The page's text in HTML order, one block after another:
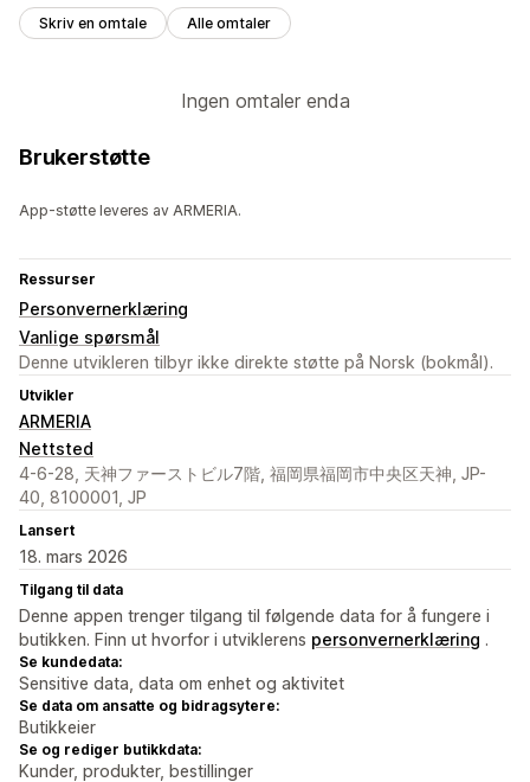
Skriv en omtale Alle omtaler
Ingen omtaler enda
Brukerstøtte
App-støtte leveres av ARMERIA.
Ressurser
Personvernerklæring
Vanlige spørsmål
Denne utvikleren tilbyr ikke direkte støtte på Norsk (bokmål).
Utvikler
ARMERIA
Nettsted
4-6-28, 天神ファーストビル7階, 福岡県福岡市中央区天神, JP-
40, 8100001, JP
Lansert
18. mars 2026
Tilgang til data
Denne appen trenger tilgang til følgende data for å fungere i
butikken. Finn ut hvorfor i utviklerens personvernerklæring .
Se kundedata:
Sensitive data, data om enhet og aktivitet
Se data om ansatte og bidragsytere:
Butikkeier
Se og rediger butikkdata:
Kunder, produkter, bestillinger